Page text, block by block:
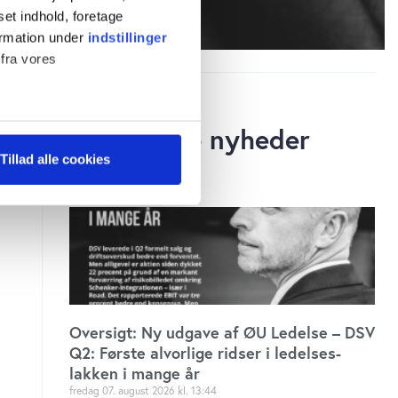
indhold, foretage
under indstillinger
vores
for sociale medier,
oplysninger, du har givet
hvis du fortsætter med at
Tillad alle cookies
Relaterede nyheder
Oversigt: Ny udgave af ØU Ledelse – DSV
Q2: Første alvorlige ridser i ledelses-
lakken i mange år
fredag 07. august 2026 13:44